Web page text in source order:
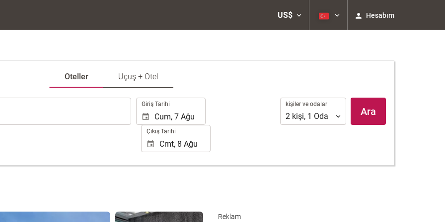
US$ Hesabım
Oteller Uçuş + Otel
Giriş Tarihi
Çıkış Tarihi
kişiler
ve
odalar
kişiler ve odalar
2 kişi, 1 Oda Ara
25 fotoğrafı gör Reklam